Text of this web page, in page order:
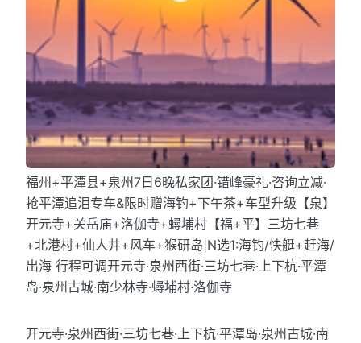
福州+平潭县+泉州7日6晚私家团·错峰豪礼·咨询立减·
抢平潭追泪专车&限时赠海钓+下午茶+车型升级【泉】
开元寺+关岳庙+洛伽寺+蟳埔村【福+平】三坊七巷
+北港村+仙人井+风车+猴研岛|N选1:海钓/快艇+赶海/
出海 行程可调开元寺·泉州西街·三坊七巷·上下杭·平潭
岛·泉州古城·南少林寺·蟳埔村·洛伽寺
开元寺·泉州西街·三坊七巷·上下杭·平潭岛·泉州古城·南